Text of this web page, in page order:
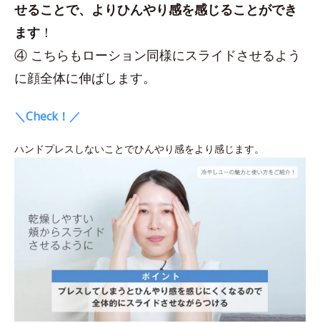
せることで、よりひんやり感を感じることができ
ます ！
④ こちらもローション同様にスライドさせるよう
に顔全体に伸ばします。
＼Check！／
ハンドプレスしないことでひんやり感をより感じます。